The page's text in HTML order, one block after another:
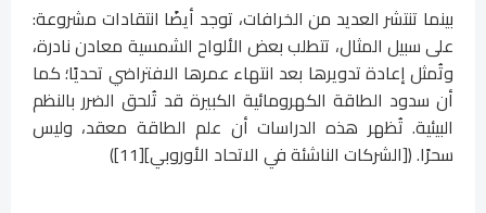
بينما تنتشر العديد من الخرافات، توجد أيضًا انتقادات مشروعة:
على سبيل المثال، تتطلب بعض الألواح الشمسية معادن نادرة،
وتُمثل إعادة تدويرها بعد انتهاء عمرها الافتراضي تحديًا؛ كما
أن سدود الطاقة الكهرومائية الكبيرة قد تُلحق الضرر بالنظم
البيئية. تُظهر هذه الدراسات أن علم الطاقة معقد، وليس
سحرًا. ([الشركات الناشئة في الاتحاد الأوروبي][11])